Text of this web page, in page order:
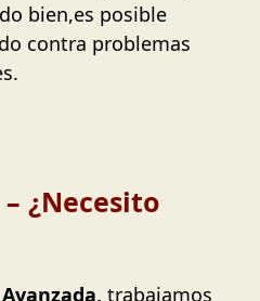
bien,es posible
contra problemas
¿Necesito
trabajamos